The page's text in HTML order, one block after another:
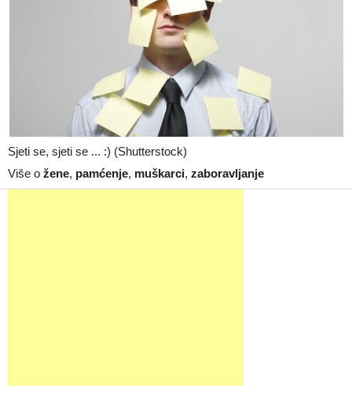
Sjeti se, sjeti se ... :) (Shutterstock)
Više o žene, pamćenje, muškarci, zaboravljanje